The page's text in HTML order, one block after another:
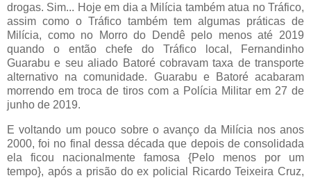
drogas. Sim... Hoje em dia a Milícia também atua no Tráfico,
assim como o Tráfico também tem algumas práticas de
Milícia, como no Morro do Dendê pelo menos até 2019
quando o então chefe do Tráfico local, Fernandinho
Guarabu e seu aliado Batoré cobravam taxa de transporte
alternativo na comunidade. Guarabu e Batoré acabaram
morrendo em troca de tiros com a Polícia Militar em 27 de
junho de 2019.
E voltando um pouco sobre o avanço da Milícia nos anos
2000, foi no final dessa década que depois de consolidada
ela ficou nacionalmente famosa {Pelo menos por um
tempo}, após a prisão do ex policial Ricardo Teixeira Cruz,